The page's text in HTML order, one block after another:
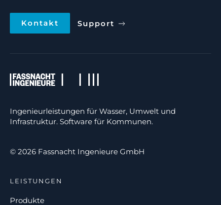
Kontakt Support
Ingenieurleistungen für Wasser, Umwelt und
Infrastruktur. Software für Kommunen.
© 2026 Fassnacht Ingenieure GmbH
LEISTUNGEN
Produkte